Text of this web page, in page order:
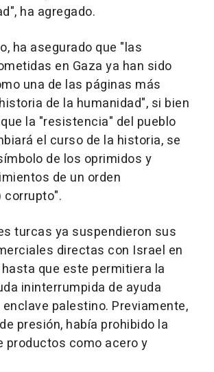
ha agregado.
ha asegurado que "las
en Gaza ya han sido
una de las páginas más
de la humanidad", si bien
la "resistencia" del pueblo
el curso de la historia, se
de los oprimidos y
de un orden
corrupto".
turcas ya suspendieron sus
directas con Israel en
que este permitiera la
ininterrumpida de ayuda
palestino. Previamente,
presión, había prohibido la
productos como acero y